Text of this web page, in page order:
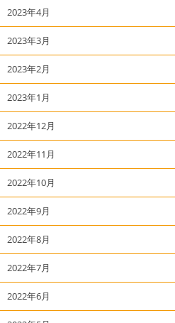
2023年4月
2023年3月
2023年2月
2023年1月
2022年12月
2022年11月
2022年10月
2022年9月
2022年8月
2022年7月
2022年6月